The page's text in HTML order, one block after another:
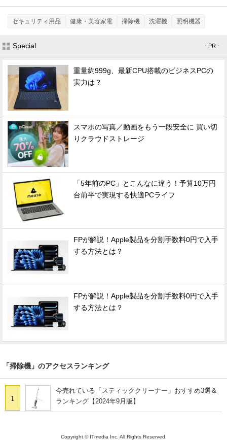
セキュリティ用品 健康・美容家電 掃除機 洗濯機 照明機器
Special - PR -
重量約999g、最新CPU搭載のビジネスPCの
実力は？
スマホの写真／動画をもう一段安全に 買い切
りクラウドストレージ
「5年前のPC」とこんなに違う！予算10万円
台前半で実現する快適PCライフ
FPが解説！Apple製品を分割手数料0円で入手
する方法とは？
FPが解説！Apple製品を分割手数料0円で入手
する方法とは？
「掃除機」のアクセスランキング
1
今売れている「スティッククリーナー」おすすめ3選＆
ランキング【2024年9月版】
Copyright © ITmedia Inc. All Rights Reserved.